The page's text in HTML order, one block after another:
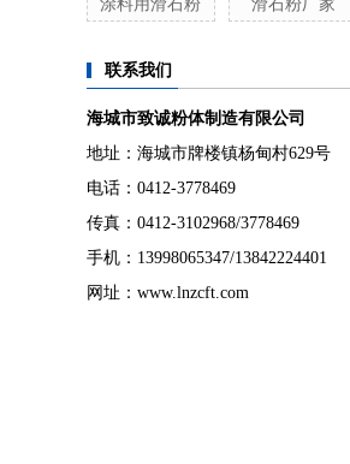
联系我们
海城市致诚粉体制造有限公司
地址：海城市牌楼镇杨甸村629号
电话：0412-3778469
传真：0412-3102968/3778469
手机：13998065347/13842224401
网址：www.lnzcft.com